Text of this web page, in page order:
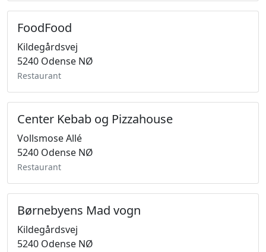
FoodFood
Kildegårdsvej
5240 Odense NØ
Restaurant
Center Kebab og Pizzahouse
Vollsmose Allé
5240 Odense NØ
Restaurant
Børnebyens Mad vogn
Kildegårdsvej
5240 Odense NØ